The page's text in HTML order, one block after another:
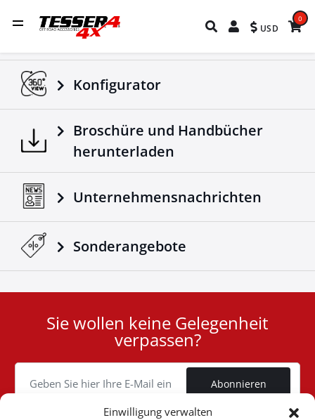
Einwilligung verwalten
USD
0
Konfigurator
Broschüre und Handbücher
herunterladen
Unternehmensnachrichten
Sonderangebote
Cookie
Sie wollen keine Gelegenheit
verpassen?
Abonnieren